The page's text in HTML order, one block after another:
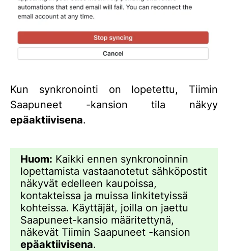
Kun synkronointi on lopetettu, Tiimin
Saapuneet -kansion tila näkyy
epäaktiivisena.
Huom: Kaikki ennen synkronoinnin
lopettamista vastaanotetut sähköpostit
näkyvät edelleen kaupoissa,
kontakteissa ja muissa linkitetyissä
kohteissa. Käyttäjät, joilla on jaettu
Saapuneet-kansio määritettynä,
näkevät Tiimin Saapuneet -kansion
epäaktiivisena.